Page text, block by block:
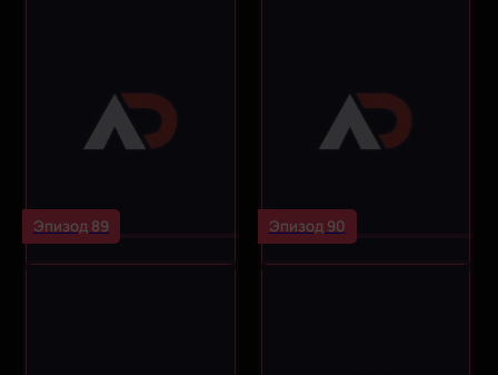
Эпизод 89 Эпизод 90